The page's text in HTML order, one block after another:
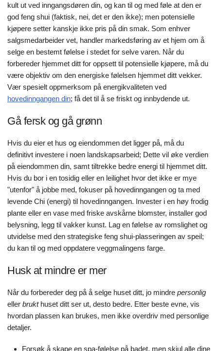
kult ut ved inngangsdøren din, og kan til og med føle at den er
god feng shui (faktisk, nei, det er den ikke); men potensielle
kjøpere setter kanskje ikke pris på din smak. Som enhver
salgsmedarbeider vet, handler markedsføring av et hjem om å
selge en bestemt følelse i stedet for selve varen. Når du
forbereder hjemmet ditt for oppsett til potensielle kjøpere, må du
være objektiv om den energiske følelsen hjemmet ditt vekker.
Vær spesielt oppmerksom på energikvaliteten ved
hovedinngangen din; få det til å se friskt og innbydende ut.
Gå fersk og gå grønn
Hvis du eier et hus og eiendommen det ligger på, må du
definitivt investere i noen landskapsarbeid; Dette vil øke verdien
på eiendommen din, samt tiltrekke bedre energi til hjemmet ditt.
Hvis du bor i en tosidig eller en leilighet hvor det ikke er mye
"utenfor" å jobbe med, fokuser på hovedinngangen og ta med
levende Chi (energi) til hovedinngangen. Invester i en høy frodig
plante eller en vase med friske avskårne blomster, installer god
belysning, legg til vakker kunst. Lag en følelse av romslighet og
utvidelse med den strategiske feng shui-plasseringen av speil;
du kan til og med oppdatere veggmalingens farge.
Husk at mindre er mer
Når du forbereder deg på å selge huset ditt, jo mindre personlig
eller brukthuset ditt ser ut, desto bedre. Etter beste evne, vis
hvordan plassen kan brukes, men ikke overdriv med personlige
detaljer.
Forsøk å skape en spa-følelse på badet, men skjul alle dine